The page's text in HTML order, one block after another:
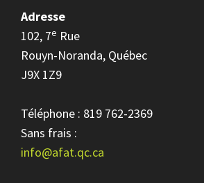
Adresse
102, 7e Rue
Rouyn-Noranda, Québec
J9X 1Z9
Téléphone : 819 762-2369
Sans frais :
info@afat.qc.ca